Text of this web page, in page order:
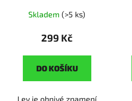
horoskopu
Skladem (>5 ks)
299 Kč
DO KOŠÍKU
Lev je ohnivé znamení